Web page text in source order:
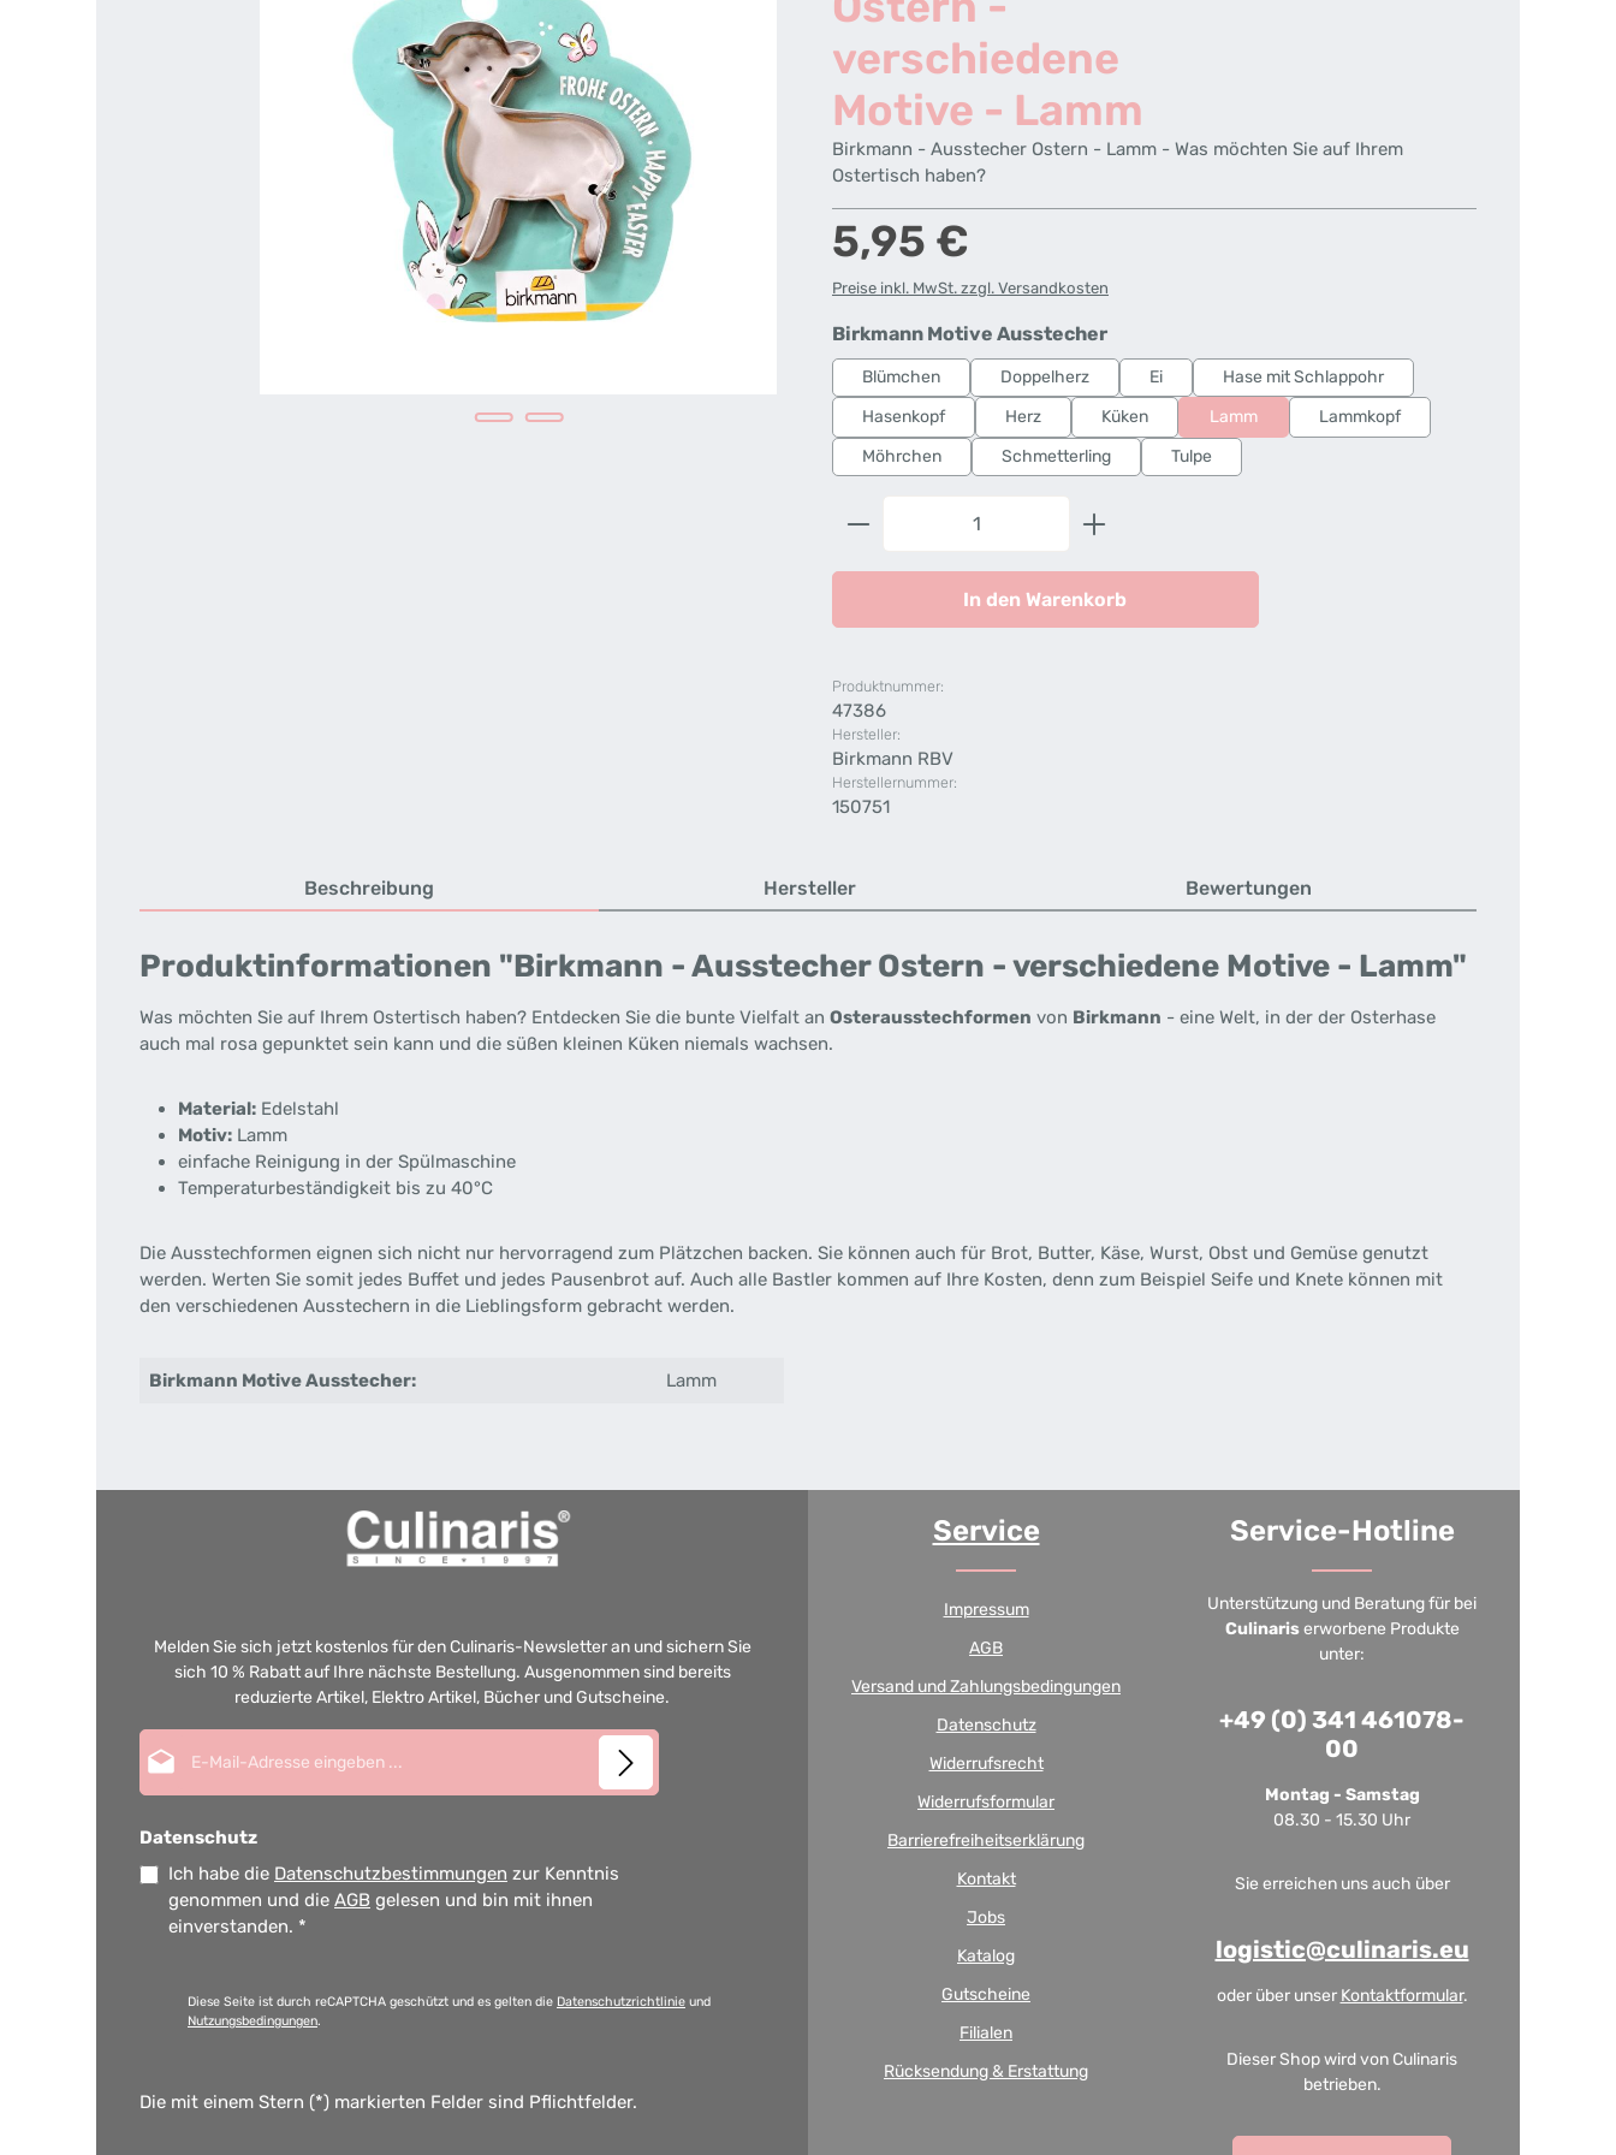
verschiedene
Motive - Lamm
Birkmann - Ausstecher Ostern - Lamm - Was möchten Sie auf Ihrem
Ostertisch haben?
Regulärer Preis:
5,95 €
Preise inkl. MwSt. zzgl. Versandkosten
Birkmann Motive Ausstecherauswählen
Blümchen Doppelherz Ei
Hase mit Schlappohr
Hasenkopf
Herz Küken Lamm
Lammkopf
Möhrchen
Schmetterling Tulpe
Produkt Anzahl: Gib den gewünschten Wert ein oder
In den Warenkorb
Produktnummer:
47386
Hersteller:
Birkmann RBV
Herstellernummer:
150751
Beschreibung Hersteller Bewertungen
Produktinformationen "Birkmann - Ausstecher Ostern - verschiedene Motive - Lamm"
Was möchten Sie auf Ihrem Ostertisch haben? Entdecken Sie die bunte Vielfalt an Osterausstechformen von Birkmann - eine Welt, in der der Osterhase
auch mal rosa gepunktet sein kann und die süßen kleinen Küken niemals wachsen.
Material: Edelstahl
Motiv: Lamm
einfache Reinigung in der Spülmaschine
Temperaturbeständigkeit bis zu 40°C
Die Ausstechformen eignen sich nicht nur hervorragend zum Plätzchen backen. Sie können auch für Brot, Butter, Käse, Wurst, Obst und Gemüse genutzt
werden. Werten Sie somit jedes Buffet und jedes Pausenbrot auf. Auch alle Bastler kommen auf Ihre Kosten, denn zum Beispiel Seife und Knete können mit
den verschiedenen Ausstechern in die Lieblingsform gebracht werden.
Birkmann Motive Ausstecher: Lamm
Melden Sie sich jetzt kostenlos für den Culinaris-Newsletter an und sichern Sie
sich 10 % Rabatt auf Ihre nächste Bestellung. Ausgenommen sind bereits
reduzierte Artikel, Elektro Artikel, Bücher und Gutscheine.
Datenschutz
Ich habe die Datenschutzbestimmungen zur Kenntnis
genommen und die AGB gelesen und bin mit ihnen
einverstanden. *
Diese Seite ist durch reCAPTCHA geschützt und es gelten die Datenschutzrichtlinie und
Nutzungsbedingungen.
Die mit einem Stern (*) markierten Felder sind Pflichtfelder.
Service
Impressum
AGB
Versand und Zahlungsbedingungen
Datenschutz
Widerrufsrecht
Widerrufsformular
Barrierefreiheitserklärung
Kontakt
Jobs
Katalog
Gutscheine
Filialen
Rücksendung & Erstattung
Service-Hotline
Unterstützung und Beratung für bei
Culinariserworbene Produkte
unter:
+49 (0) 341 461078-
00
Montag - Samstag
08.30 - 15.30 Uhr
Sie erreichen uns auch über
logistic@culinaris.eu
oder über unser Kontaktformular.
Dieser Shop wird von Culinaris
betrieben.